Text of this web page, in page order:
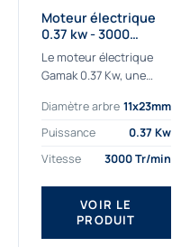
Moteur électrique
0.37 kw - 3000
Tr/min - 230/400v -
Taille 63 - IE2
Le moteur électrique
Gamak 0.37 Kw, une
adaptée à tous types
de machines. Le
triphasé 0.37Kw Gamak
à...
Diamètre arbre 11x23mm
Puissance
0.37 Kw
Vitesse
3000 Tr/min
VOIR LE
PRODUIT